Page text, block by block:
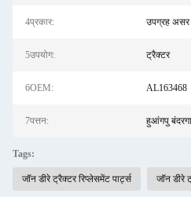
4प्रकार: उपग्रह असर
5उपयोग: ट्रैक्टर
6OEM: AL163468
7पत्तन: हुआंगपु
Tags:
जॉन डीरे ट्रैक्टर रिप्लेसमेंट पार्ट्स जॉन डीरे